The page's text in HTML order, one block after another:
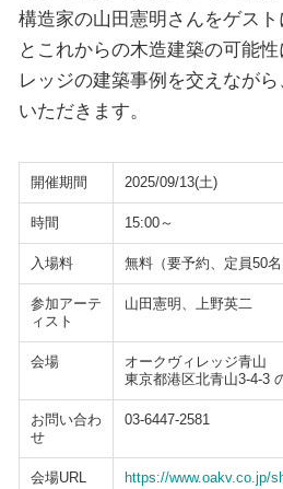
構造家の山田憲明さんをゲス
とこれからの木造建築の可能
レッジの建築事例を交えなが
いただきます。
開催期間 2025/09/13(土)
時間 15:00～
入場料 無料（要予約、定員50名
参加アーテ
ィスト
山田憲明、上野英二
会場
オークヴィレッジ青山
東京都港区北青山3-4-3
お問い合わ
せ
03-6447-2581
会場URL https://www.oakv.co.jp/